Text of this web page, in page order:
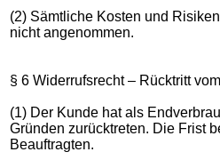
(2) Sämtliche Kosten und
nicht angenommen.
§ 6 Widerrufsrecht – Rücktritt
(1) Der Kunde hat als
Gründen zurücktreten. Die Frist
Beauftragten.